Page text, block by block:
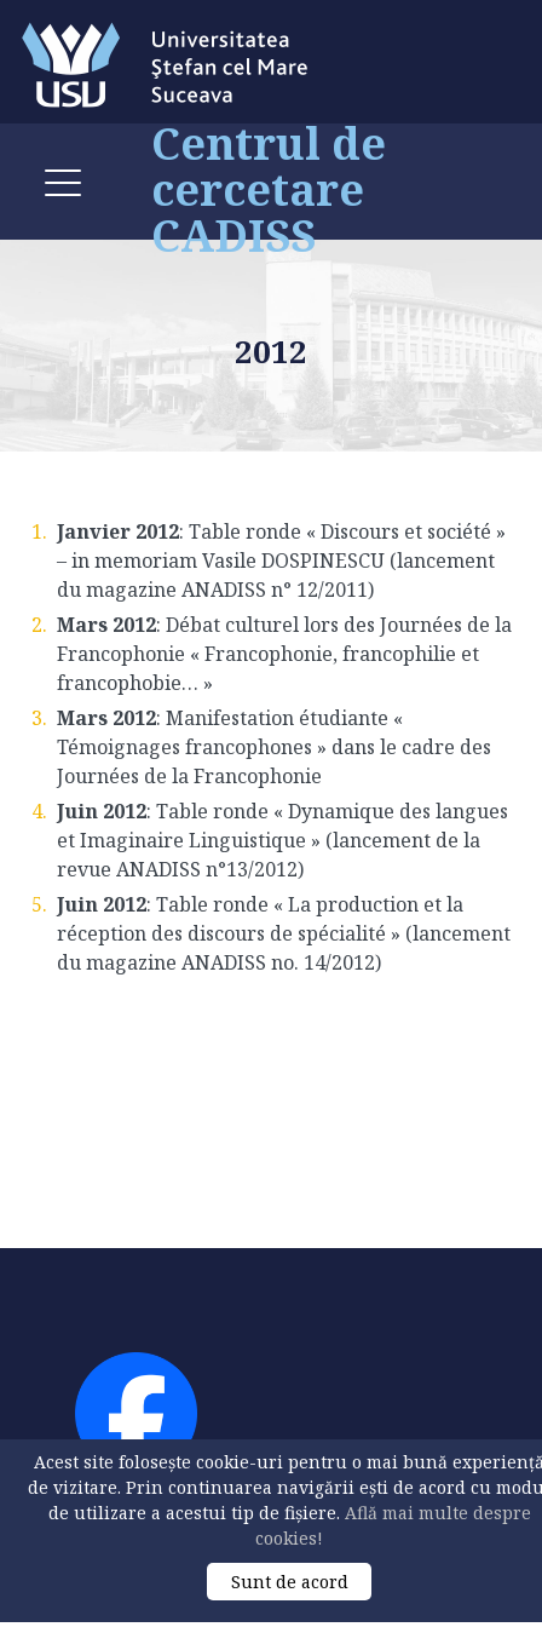
Centrul de
cercetare
CADISS
2012
Janvier 2012:Table ronde « Discours et société »
– in memoriam Vasile DOSPINESCU (lancement
du magazine ANADISS n° 12/2011)
Mars 2012: Débat culturel lors des Journées de la
Francophonie « Francophonie, francophilie et
francophobie… »
Mars 2012: Manifestation étudiante «
Témoignages francophones » dans le cadre des
Journées de la Francophonie
Juin 2012: Table ronde « Dynamique des langues
et Imaginaire Linguistique » (lancement de la
revue ANADISS n°13/2012)
Juin 2012:Table ronde « La production et la
réception des discours de spécialité » (lancement
du magazine ANADISS no. 14/2012)
Acest site folosește cookie-uri pentru o mai bună
de vizitare. Prin continuarea navigării ești de acord cu
de utilizare a acestui tip de fișiere. Află mai multe despre
cookies!
Sunt de acord